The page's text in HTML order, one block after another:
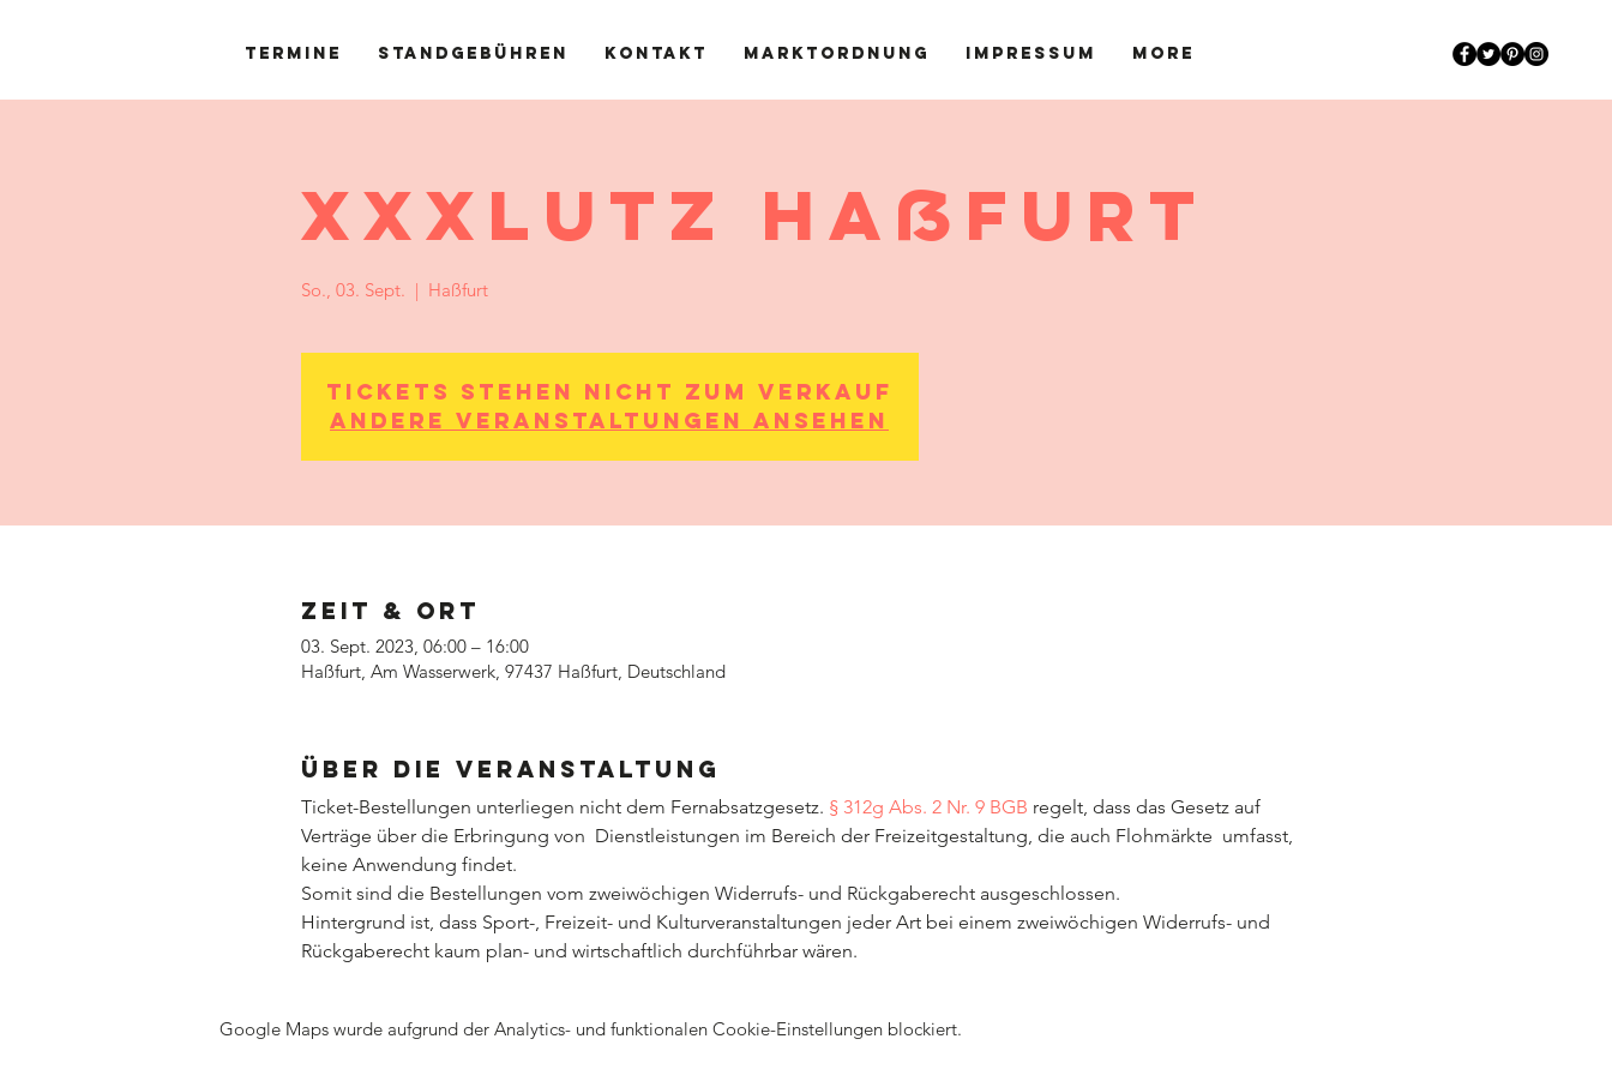
Termine Standgebühren Kontakt Marktordnung Impressum More
XXXLutz Haßfurt
So., 03. Sept.
  |
Haßfurt
Tickets stehen nicht zum Verkauf
Andere Veranstaltungen ansehen
Zeit & Ort
03. Sept. 2023, 06:00 – 16:00
Haßfurt, Am Wasserwerk, 97437 Haßfurt, Deutschland
Über die Veranstaltung
Ticket-Bestellungen unterliegen nicht dem Fernabsatzgesetz. § 312g Abs. 2 Nr. 9 BGB regelt, dass das Gesetz auf
Verträge über die Erbringung von  Dienstleistungen im Bereich der Freizeitgestaltung, die auch Flohmärkte  umfasst,
keine Anwendung findet.
Somit sind die Bestellungen vom zweiwöchigen Widerrufs- und Rückgaberecht ausgeschlossen.
Hintergrund ist, dass Sport-, Freizeit- und Kulturveranstaltungen jeder Art bei einem zweiwöchigen Widerrufs- und
Rückgaberecht kaum plan- und wirtschaftlich durchführbar wären.
Google Maps wurde aufgrund der Analytics- und funktionalen Cookie-Einstellungen blockiert.